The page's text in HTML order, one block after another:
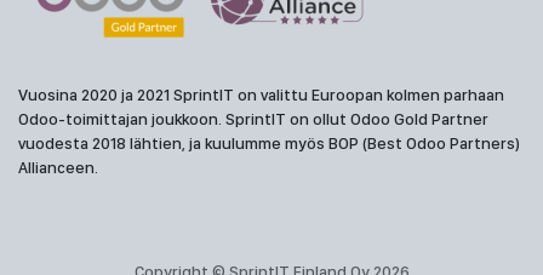
Vuosina 2020 ja 2021 SprintIT on valittu Euroopan kolmen parhaan
Odoo-toimittajan joukkoon. SprintIT on ollut Odoo Gold Partner
vuodesta 2018 lähtien, ja kuulumme myös BOP (Best Odoo Partners)
Allianceen.
Copyright © SprintIT Finland Oy 2026